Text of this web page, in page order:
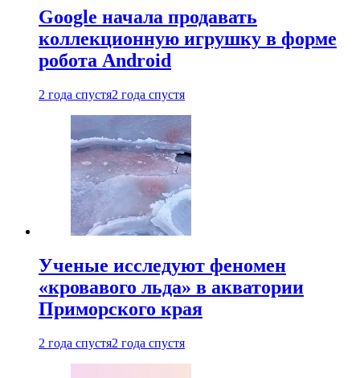
Google начала продавать
коллекционную игрушку в форме
робота Android
2 года спустя2 года спустя
Ученые исследуют феномен
«кровавого льда» в акватории
Приморского края
2 года спустя2 года спустя